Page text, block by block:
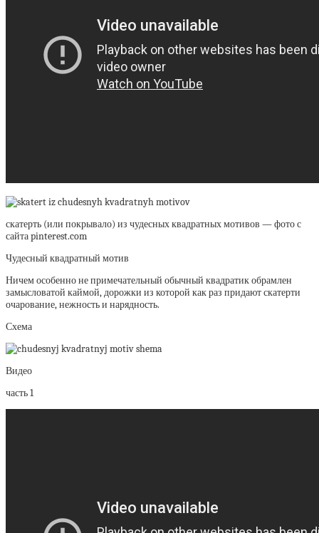
скатерть (или покрывало) из чудесных квадратных мотивов — фото с
сайта pinterest.com
Чудесный квадратный мотив
Ничем особенно не примечательный обычный квадратик обрамлен
замысловатой каймой, дорожки из которой как раз придают скатерти
очарование, нежность и нарядность.
Схема
Видео
часть 1